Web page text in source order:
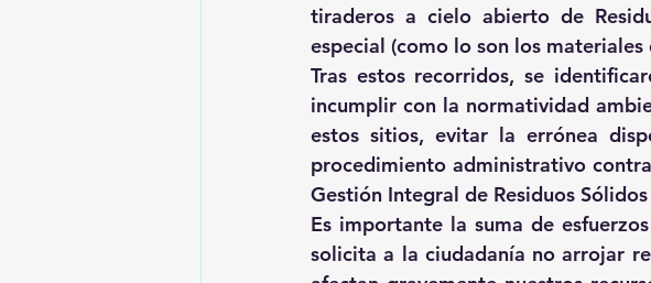
tiraderos a cielo abierto de
especial (como lo son los materiales
Tras estos recorridos, se
incumplir con la normatividad
estos sitios, evitar la errónea
procedimiento administrativo
Gestión Integral de Residuos
Es importante la suma de
solicita a la ciudadanía no arrojar